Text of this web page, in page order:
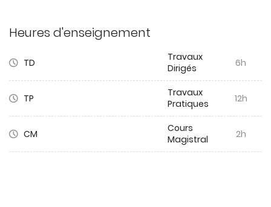
Heures d'enseignement
TD
Travaux
Dirigés
6h
TP
Travaux
Pratiques
12h
CM
Cours
Magistral
2h